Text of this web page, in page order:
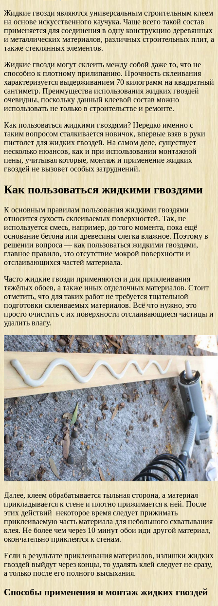
Жидкие гвозди являются универсальным строительным клеем
на основе искусственного каучука. Чаще всего такой состав
применяется для соединения в одну конструкцию деревянных
и металлических материалов, различных строительных плит, а
также стеклянных элементов.
Жидкие гвозди могут склеить между собой даже то, что не
способно к плотному прилипанию. Прочность склеивания
характеризуется выдерживанием 70 килограмм на квадратный
сантиметр. Преимущества использования жидких гвоздей
очевидны, поскольку данный клеевой состав можно
использовать не только в строительстве и ремонте.
Как пользоваться жидкими гвоздями? Нередко именно с
таким вопросом сталкивается новичок, впервые взяв в руки
пистолет для жидких гвоздей. На самом деле, существует
несколько нюансов, как и при использовании монтажной
пены, учитывая которые, монтаж и применение жидких
гвоздей не вызовет особых затруднений.
Как пользоваться жидкими гвоздями
К основным правилам пользования жидкими гвоздями
относится сухость склеиваемых поверхностей. Так, не
используется смесь, например, до того момента, пока ещё
основание бетона или древесины слегка влажное. Поэтому в
решении вопроса — как пользоваться жидкими гвоздями,
главное правило, это отсутствие мокрой поверхности и
отслаивающихся частей материала.
Часто жидкие гвозди применяются и для приклеивания
тяжёлых обоев, а также иных отделочных материалов. Стоит
отметить, что для таких работ не требуется тщательной
подготовки склеиваемых материалов. Всё что нужно, это
просто очистить с их поверхности отслаивающиеся частицы и
удалить влагу.
Далее, клеем обрабатывается тыльная сторона, а материал
прикладывается к стене и плотно прижимается к ней. После
этих действий некоторое время следует прижимать
приклеиваемую часть материала для небольшого схватывания
клея. Не более чем через 10 минут обои иди другой материал,
окончательно приклеятся к стенам.
Если в результате приклеивания материалов, излишки жидких
гвоздей выйдут через концы, то удалять клей следует не сразу,
а только после его полного высыхания.
Способы применения и монтаж жидких гвоздей